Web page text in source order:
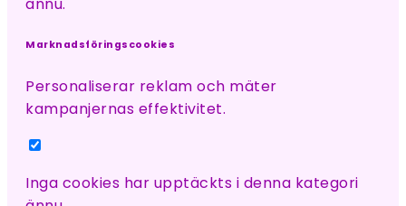
Marknadsföringscookies
Personaliserar reklam och mäter
kampanjernas effektivitet.
Inga cookies har upptäckts i denna kategori